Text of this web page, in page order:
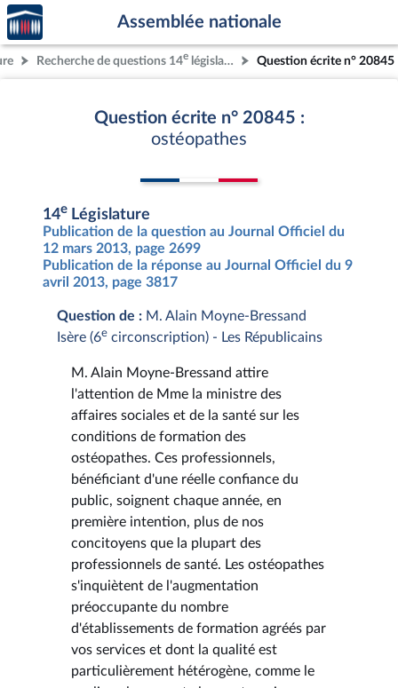
Aller au contenu
Aller en bas de la page
Accèder
à la
page
d'accueil
Assemblée nationale
Recherche de questions 14e législature Question écrite n° 20845
Question écrite n° 20845 :
ostéopathes
14e Législature
Publication de la question au Journal Officiel du
12 mars 2013, page 2699
Publication de la réponse au Journal Officiel du 9
avril 2013, page 3817
Question de : M. Alain Moyne-Bressand
Isère (6e circonscription) - Les Républicains
M. Alain Moyne-Bressand attire
l'attention de Mme la ministre des
affaires sociales et de la santé sur les
conditions de formation des
ostéopathes. Ces professionnels,
bénéficiant d'une réelle confiance du
public, soignent chaque année, en
première intention, plus de nos
concitoyens que la plupart des
professionnels de santé. Les ostéopathes
s'inquiètent de l'augmentation
préoccupante du nombre
d'établissements de formation agréés par
vos services et dont la qualité est
particulièrement hétérogène, comme le